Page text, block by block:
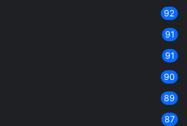
92
91
91
90
89
87